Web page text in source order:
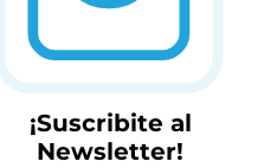
¡Suscribite al
Newsletter!